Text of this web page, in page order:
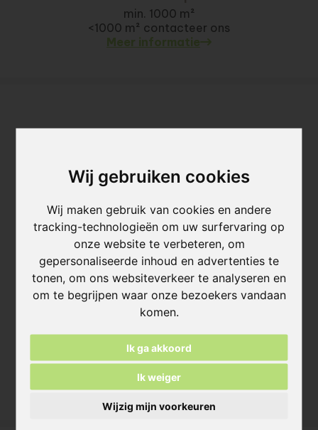
Wij gebruiken cookies
Wij maken gebruik van cookies en andere
tracking-technologieën om uw surfervaring op
onze website te verbeteren, om
gepersonaliseerde inhoud en advertenties te
tonen, om ons websiteverkeer te analyseren en
om te begrijpen waar onze bezoekers vandaan
komen.
Ik ga akkoord
Ik weiger
Wijzig mijn voorkeuren
min. 1000 m²
<1000 m² contacteer ons
Meer informatie
lined
min. 1000 m²
<1000 m² contacteer ons
Meer informatie